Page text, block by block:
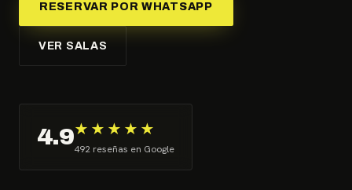
RESERVAR POR WHATSAPP
VER SALAS
4.9★★★★★
492 reseñas en Google